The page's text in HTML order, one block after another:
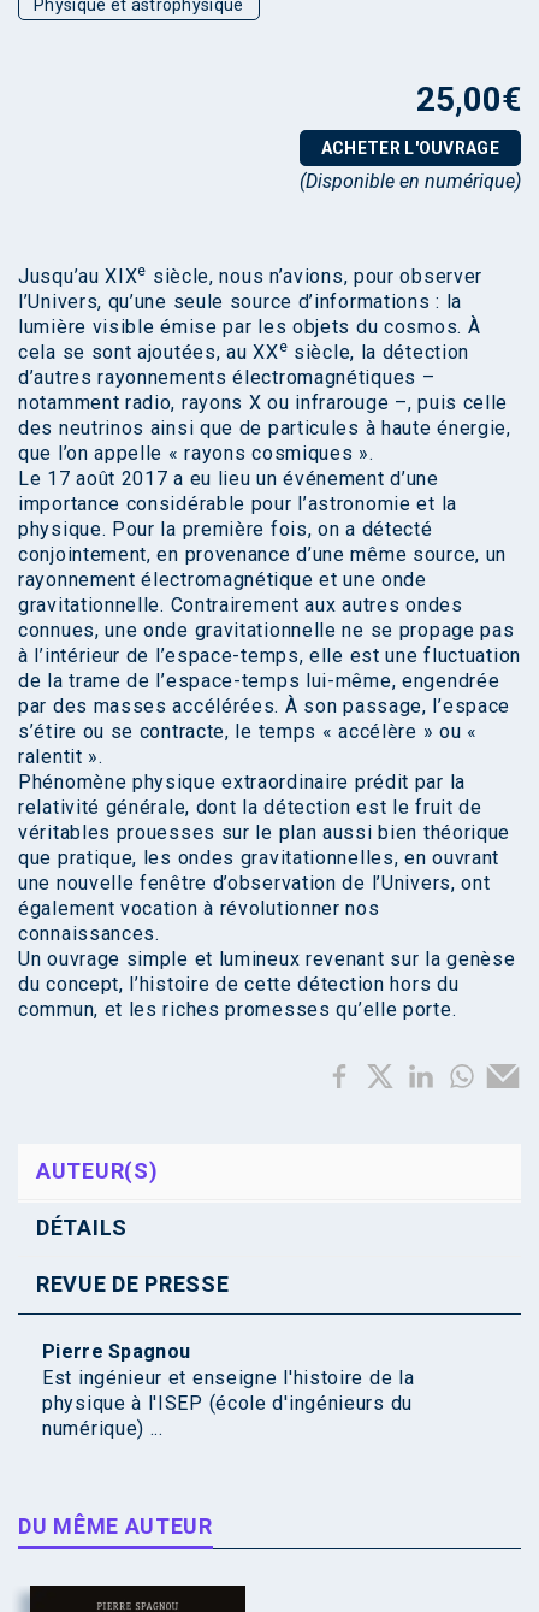
Physique et astrophysique
25,00€
ACHETER L'OUVRAGE
(Disponible en numérique)
Jusqu’au XIXe siècle, nous n’avions, pour observer
l’Univers, qu’une seule source d’informations : la
lumière visible émise par les objets du cosmos. À
cela se sont ajoutées, au XXe siècle, la détection
d’autres rayonnements électromagnétiques –
notamment radio, rayons X ou infrarouge –, puis celle
des neutrinos ainsi que de particules à haute énergie,
que l’on appelle « rayons cosmiques ».
Le 17 août 2017 a eu lieu un événement d’une
importance considérable pour l’astronomie et la
physique. Pour la première fois, on a détecté
conjointement, en provenance d’une même source, un
rayonnement électromagnétique et une onde
gravitationnelle. Contrairement aux autres ondes
connues, une onde gravitationnelle ne se propage pas
à l’intérieur de l’espace-temps, elle est une fluctuation
de la trame de l’espace-temps lui-même, engendrée
par des masses accélérées. À son passage, l’espace
s’étire ou se contracte, le temps « accélère » ou «
ralentit ».
Phénomène physique extraordinaire prédit par la
relativité générale, dont la détection est le fruit de
véritables prouesses sur le plan aussi bien théorique
que pratique, les ondes gravitationnelles, en ouvrant
une nouvelle fenêtre d’observation de l’Univers, ont
également vocation à révolutionner nos
connaissances.
Un ouvrage simple et lumineux revenant sur la genèse
du concept, l’histoire de cette détection hors du
commun, et les riches promesses qu’elle porte.
AUTEUR(S)
DÉTAILS
REVUE DE PRESSE
Pierre Spagnou
Est ingénieur et enseigne l'histoire de la
physique à l'ISEP (école d'ingénieurs du
numérique) ...
DU MÊME AUTEUR